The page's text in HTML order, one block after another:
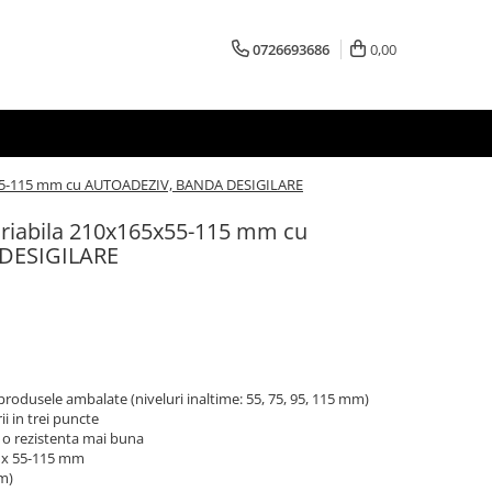
0726693686 0,00
mm cu AUTOADEZIV, BANDA DESIGILARE
210x165x55-115 mm cu
ambalate (niveluri inaltime: 55, 75, 95, 115 mm)
in trei puncte
rezistenta mai buna
55-115 mm